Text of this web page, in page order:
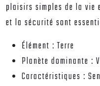
plaisirs simples de la
et la sécurité sont
Élément :Terre
Planète dominante :
Caractéristiques :